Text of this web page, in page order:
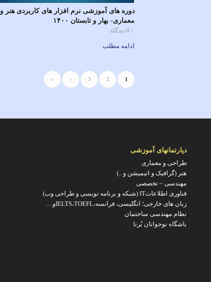
دوره های آموزشی نرم افزار های کاربردی هنر و
معماری- بهار و تابستان ۱۴۰۰
/ 0 دیدگاه
ادامه مطلب
1
2
3
›
»
دپارتمانهای آموزشی
طراحی و معماری
هنر (گرافیک و انیمیشن و ..)
مهندسی – تخصصی
فناوری اطلاعاتIT (شبکه و برنامه نویسی و طراحی وب)
زبان های خارجی؛ انگلیسی، فرانسه،IELTS،TOEFLو…
نظام مهندسی ساختمان
باشگاه نوجوانان بُرنا